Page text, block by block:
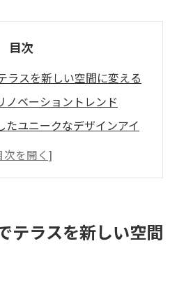
目次
ラスを新しい空間に変える
ノベーショントレンド
たユニークなデザインアイ
スペースに変えるリノベー
テラスを新しい空間